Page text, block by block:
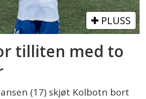
PLUSS
tilliten med to
(17) skjøt Kolbotn bort